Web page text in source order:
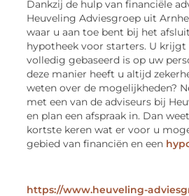
Dankzij de hulp van financiële
Heuveling Adviesgroep uit
waar u aan toe bent bij het
hypotheek voor starters. U krijgt
volledig gebaseerd is op uw
deze manier heeft u altijd
weten over de mogelijkheden?
met een van de adviseurs bij
en plan een afspraak in. Dan
kortste keren wat er voor u
gebied van financiën en een
https://www.heuveling-